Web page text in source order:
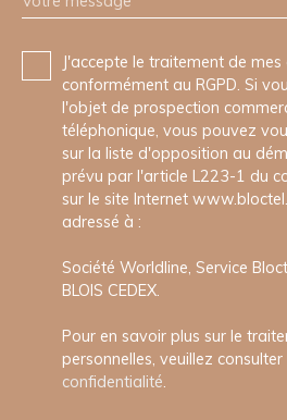
J'accepte le traitement de
conformément au RGPD. Si
l'objet de prospection
téléphonique, vous pouvez
sur la liste d'opposition au
prévu par l'article L223-1 du
sur le site Internet
adressé à :
Société Worldline, Service
BLOIS CEDEX.
Pour en savoir plus sur le
personnelles, veuillez
confidentialité.